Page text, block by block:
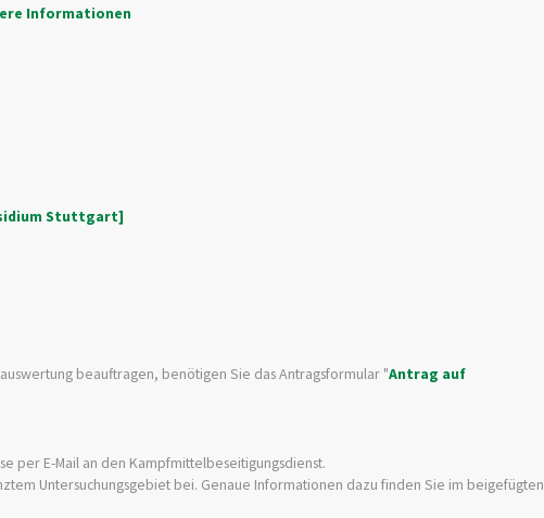
Informationen
Stuttgart]
beauftragen, benötigen Sie das Antragsformular "Antrag auf
per E-Mail an den Kampfmittelbeseitigungsdienst.
Untersuchungsgebiet bei. Genaue Informationen dazu finden Sie im beigefügten